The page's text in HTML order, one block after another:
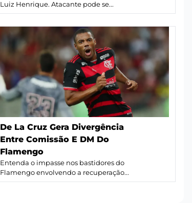
Luiz Henrique. Atacante pode se...
De La Cruz Gera Divergência
Entre Comissão E DM Do
Flamengo
Entenda o impasse nos bastidores do
Flamengo envolvendo a recuperação...